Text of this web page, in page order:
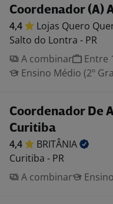
Coordenador (A)
4,4 Lojas Quero
Salto do Lontra - PR
A combinar
Entre
Ensino Médio (2º
Coordenador De
Curitiba
4,4
BRITÂNIA
Curitiba - PR
A combinar